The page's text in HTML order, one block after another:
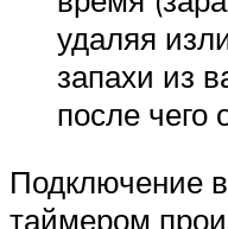
удаляя
запахи из
после чего
Подключение
таймером